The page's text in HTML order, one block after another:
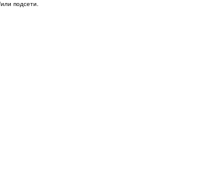
подсети.